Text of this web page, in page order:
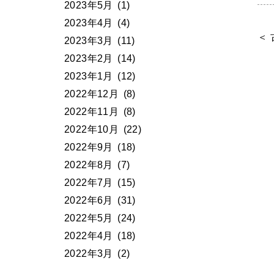
2023年5月
(1)
2023年4月
(4)
2023年3月
(11)
2023年2月
(14)
2023年1月
(12)
2022年12月
(8)
2022年11月
(8)
2022年10月
(22)
2022年9月
(18)
2022年8月
(7)
2022年7月
(15)
2022年6月
(31)
2022年5月
(24)
2022年4月
(18)
2022年3月
(2)
＜